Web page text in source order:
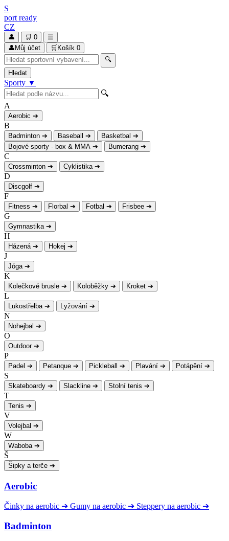
S
port ready
CZ
👤 🛒 0
☰
👤 Můj účet 🛒 Košík 0
🔍
Hledat
Sporty ▼
🔍
A
Aerobic ➔
B
Badminton ➔ Baseball ➔ Basketbal ➔
Bojové sporty - box & MMA ➔ Bumerang ➔
C
Crossminton ➔ Cyklistika ➔
D
Discgolf ➔
F
Fitness ➔ Florbal ➔ Fotbal ➔ Frisbee ➔
G
Gymnastika ➔
H
Házená ➔ Hokej ➔
J
Jóga ➔
K
Kolečkové brusle ➔ Koloběžky ➔ Kroket ➔
L
Lukostřelba ➔ Lyžování ➔
N
Nohejbal ➔
O
Outdoor ➔
P
Padel ➔ Petanque ➔ Pickleball ➔ Plavání ➔ Potápění ➔
S
Skateboardy ➔ Slackline ➔ Stolní tenis ➔
T
Tenis ➔
V
Volejbal ➔
W
Waboba ➔
Š
Šipky a terče ➔
Aerobic
Činky na aerobic ➔ Gumy na aerobic ➔ Steppery na aerobic ➔
Badminton